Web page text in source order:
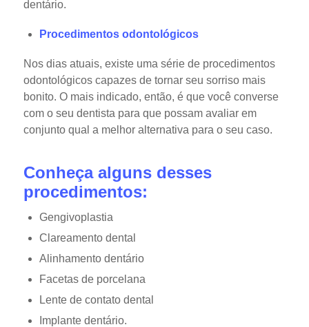
dentário.
Procedimentos odontológicos
Nos dias atuais, existe uma série de procedimentos
odontológicos capazes de tornar seu sorriso mais
bonito. O mais indicado, então, é que você converse
com o seu dentista para que possam avaliar em
conjunto qual a melhor alternativa para o seu caso.
Conheça alguns desses
procedimentos:
Gengivoplastia
Clareamento dental
Alinhamento dentário
Facetas de porcelana
Lente de contato dental
Implante dentário.